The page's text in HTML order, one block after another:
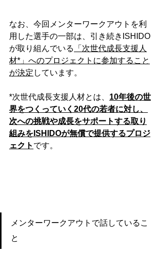
なお、今回メンターワークアウトを利
用した選手の一部は、引き続きISHIDO
が取り組んでいる
「次世代成長支援人
材*」へのプロジェクトに参加すること
が決定 しています。
*次世代成長支援人材とは、 10年後の世
界をつくっていく20代の若者に対し、
次への挑戦や成長をサポートする取り
組みをISHIDOが無償で提供するプロジ
ェクト です。
メンターワークアウトで話しているこ
と